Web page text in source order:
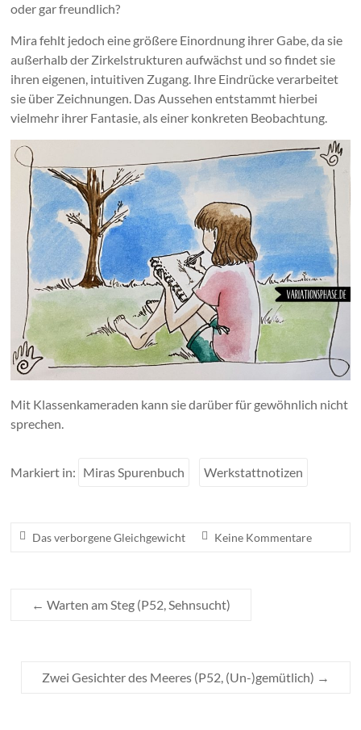
oder gar freundlich?
Mira fehlt jedoch eine größere Einordnung ihrer Gabe, da sie
außerhalb der Zirkelstrukturen aufwächst und so findet sie
ihren eigenen, intuitiven Zugang. Ihre Eindrücke verarbeitet
sie über Zeichnungen. Das Aussehen entstammt hierbei
vielmehr ihrer Fantasie, als einer konkreten Beobachtung.
Mit Klassenkameraden kann sie darüber für gewöhnlich nicht
sprechen.
Markiert in: Miras Spurenbuch Werkstattnotizen
Das verborgene Gleichgewicht Keine Kommentare
← Warten am Steg (P52, Sehnsucht)
Zwei Gesichter des Meeres (P52, (Un-)gemütlich) →